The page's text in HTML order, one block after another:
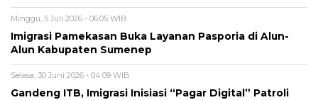
Minggu, 5 Juli 2026 - 06:05 WIB
Imigrasi Pamekasan Buka Layanan Pasporia di Alun-
Alun Kabupaten Sumenep
Selasa, 30 Juni 2026 - 04:09 WIB
Gandeng ITB, Imigrasi Inisiasi “Pagar Digital” Patroli